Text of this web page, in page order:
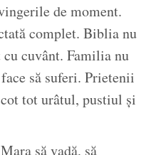
de moment.
complet. Biblia nu
cuvânt. Familia nu
să suferi. Prietenii
tot urâtul, pustiul și
să vadă, să